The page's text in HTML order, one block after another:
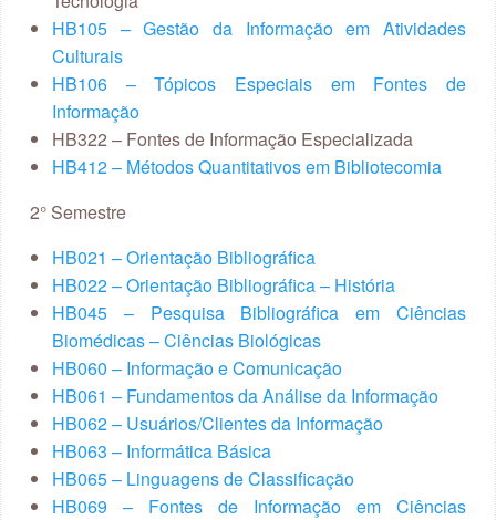
HB105 – Gestão da Informação em Atividades
Culturais
HB106 – Tópicos Especiais em Fontes de
Informação
HB322 – Fontes de Informação Especializada
HB412 – Métodos Quantitativos em Bibliotecomia
2° Semestre
HB021 – Orientação Bibliográfica
HB022 – Orientação Bibliográfica – História
HB045 – Pesquisa Bibliográfica em Ciências
Biomédicas – Ciências Biológicas
HB060 – Informação e Comunicação
HB061 – Fundamentos da Análise da Informação
HB062 – Usuários/Clientes da Informação
HB063 – Informática Básica
HB065 – Linguagens de Classificação
HB069 – Fontes de Informação em Ciências